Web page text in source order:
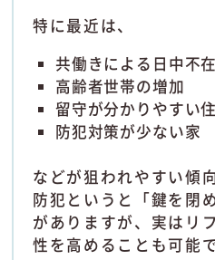
特に最近は、
共働きによる日中不在
高齢者世帯の増加
留守が分かりやすい
防犯対策が少ない家
などが狙われやすい傾
防犯というと「鍵を閉
がありますが、実はリ
性を高めることも可能で